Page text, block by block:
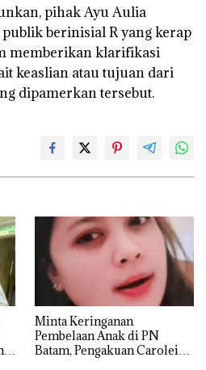
pihak Ayu Aulia
berinisial R yang kerap
memberikan klarifikasi
keaslian atau tujuan dari
dipamerkan tersebut.
Minta Keringanan
Pembelaan Anak di PN
Batam, Pengakuan Carolein